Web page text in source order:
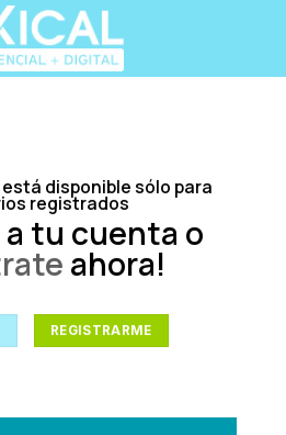
disponible sólo para
registrados
a tu cuenta o
ahora!
REGISTRARME